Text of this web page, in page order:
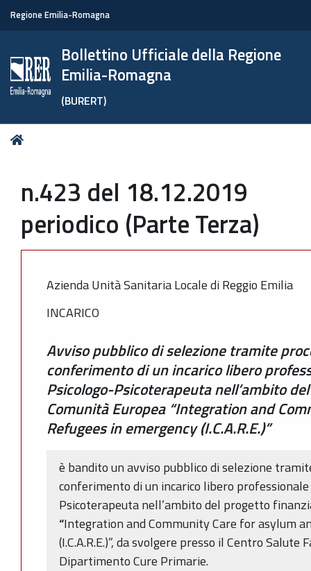
Regione Emilia-Romagna
Bollettino Ufficiale della Regione
Emilia-Romagna
(BURERT)
Tu
n.423 del 18.12.2019
periodico (Parte Terza)
Azienda Unità Sanitaria Locale di Reggio Emilia
INCARICO
Avviso pubblico di selezione tramite
conferimento di un incarico libero
Psicologo-Psicoterapeuta nell’ambito
Comunità Europea “Integration and
Refugees in emergency (I.C.A.R.E.)”
è bandito un avviso pubblico di selezione
conferimento di un incarico libero
Psicoterapeuta nell’ambito del progetto
“Integration and Community Care for asylum
(I.C.A.R.E.)”, da svolgere presso il Centro
Dipartimento Cure Primarie.